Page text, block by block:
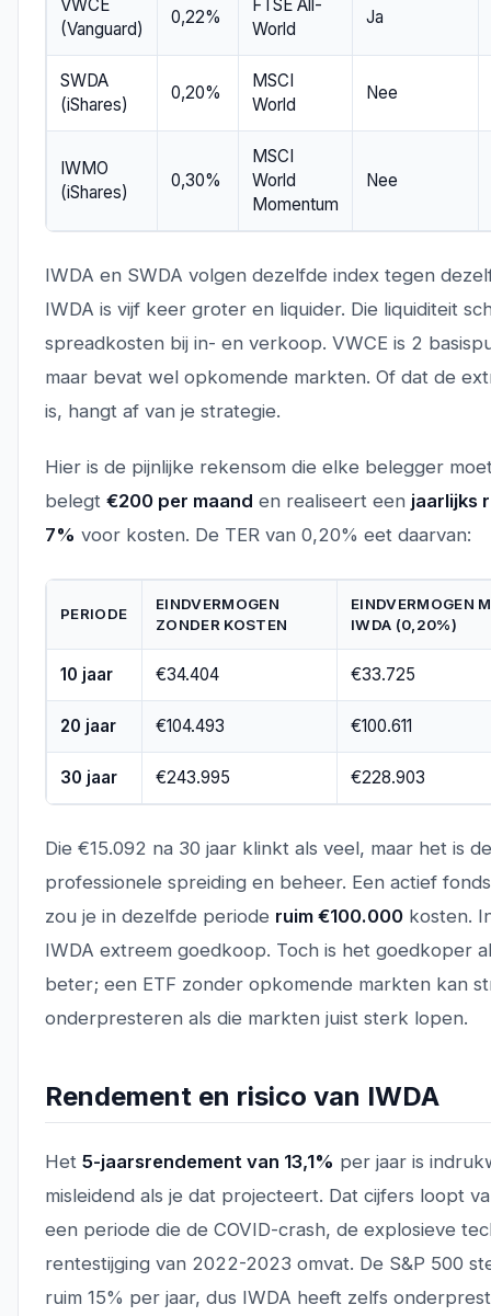
VWCE
(Vanguard)
0,22%
FTSE All-
World
Ja
SWDA
(iShares)
0,20%
MSCI
World
Nee
IWMO
(iShares)
0,30%
MSCI
World
Momentum
Nee
IWDA en SWDA volgen dezelfde index tegen
IWDA is vijf keer groter en liquider. Die liquiditeit
spreadkosten bij in- en verkoop. VWCE is 2
maar bevat wel opkomende markten. Of dat de
is, hangt af van je strategie.
Hier is de pijnlijke rekensom die elke belegger
belegt €200 per maand en realiseert een jaarlijks
7% voor kosten. De TER van 0,20% eet daarvan:
PERIODE
EINDVERMOGEN
ZONDER KOSTEN
EINDVERMOGEN
IWDA (0,20%)
10 jaar €34.404 €33.725
20 jaar €104.493 €100.611
30 jaar €243.995 €228.903
Die €15.092 na 30 jaar klinkt als veel, maar het is
professionele spreiding en beheer. Een actief
zou je in dezelfde periode ruim €100.000 kosten.
IWDA extreem goedkoop. Toch is het goedkoper
beter; een ETF zonder opkomende markten kan
onderpresteren als die markten juist sterk lopen.
Rendement en risico van IWDA
Het 5-jaarsrendement van 13,1% per jaar is
misleidend als je dat projecteert. Dat cijfers loopt
een periode die de COVID-crash, de explosieve
rentestijging van 2022-2023 omvat. De S&P 500
ruim 15% per jaar, dus IWDA heeft zelfs